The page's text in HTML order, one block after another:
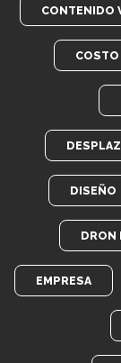
CONTENIDO
COSTO
DISEÑO
DRON
EMPRESA